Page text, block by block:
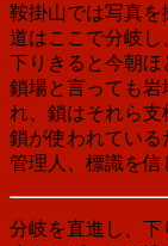
鞍掛山では写真を
道はここで分岐し
下りきると今朝ほ
鎖場と言っても岩
れ、鎖はそれら
鎖が使われている
管理人、標識を信
分岐を直進し、下